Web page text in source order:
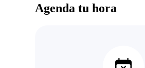
Agenda tu hora